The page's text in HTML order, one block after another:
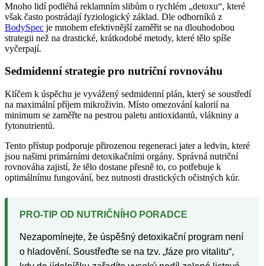
Mnoho lidí podléhá reklamním slibům o rychlém „detoxu“, které
však často postrádají fyziologický základ. Dle odborníků z
BodySpec je mnohem efektivnější zaměřit se na dlouhodobou
strategii než na drastické, krátkodobé metody, které tělo spíše
vyčerpají.
Sedmidenní strategie pro nutriční rovnováhu
Klíčem k úspěchu je vyvážený sedmidenní plán, který se soustředí
na maximální příjem mikroživin. Místo omezování kalorií na
minimum se zaměřte na pestrou paletu antioxidantů, vlákniny a
fytonutrientů.
Tento přístup podporuje přirozenou regeneraci jater a ledvin, které
jsou našimi primárními detoxikačními orgány. Správná nutriční
rovnováha zajistí, že tělo dostane přesně to, co potřebuje k
optimálnímu fungování, bez nutnosti drastických očistných kúr.
PRO-TIP OD NUTRIČNÍHO PORADCE
Nezapomínejte, že úspěšný detoxikační program není
o hladovění. Soustřeďte se na tzv. „fáze pro vitalitu“,